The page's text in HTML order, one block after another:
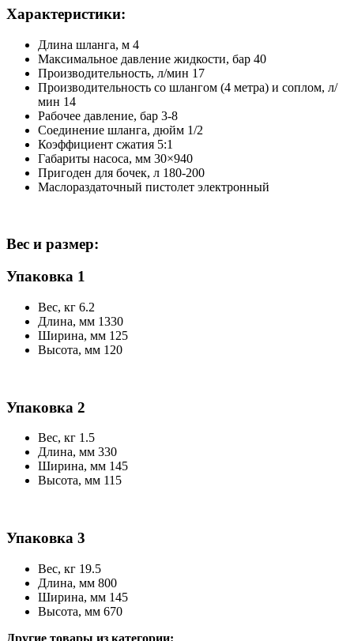
Характеристики:
Длина шланга, м 4
Максимальное давление жидкости, бар 40
Производительность, л/мин 17
Производительность со шлангом (4 метра) и соплом, л/
мин 14
Рабочее давление, бар 3-8
Соединение шланга, дюйм 1/2
Коэффициент сжатия 5:1
Габариты насоса, мм 30×940
Пригоден для бочек, л 180-200
Маслораздаточный пистолет электронный
Вес и размер:
Упаковка 1
Вес, кг 6.2
Длина, мм 1330
Ширина, мм 125
Высота, мм 120
Упаковка 2
Вес, кг 1.5
Длина, мм 330
Ширина, мм 145
Высота, мм 115
Упаковка 3
Вес, кг 19.5
Длина, мм 800
Ширина, мм 145
Высота, мм 670
Другие товары из категории: